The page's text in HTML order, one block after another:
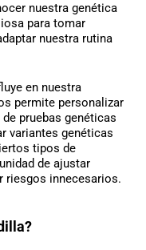
nuestra genética
para tomar
nuestra rutina
en nuestra
permite personalizar
pruebas genéticas
variantes genéticas
tipos de
de ajustar
riesgos innecesarios.